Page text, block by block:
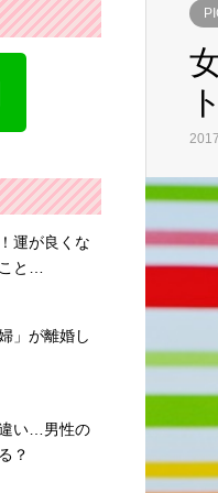
運が良くな
と…
」が離婚し
い…男性の
？